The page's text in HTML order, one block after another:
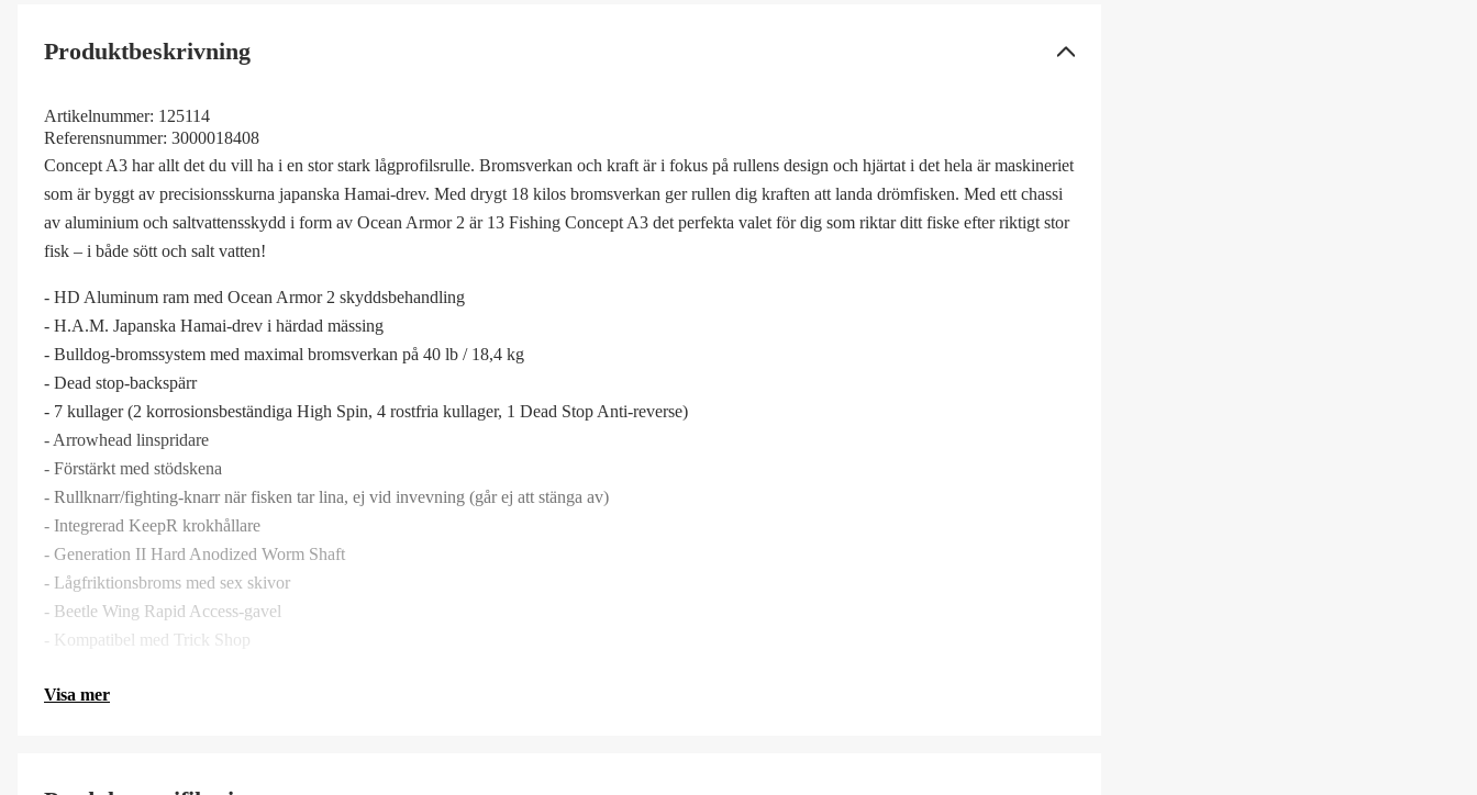
Produktbeskrivning
Artikelnummer: 125114
Referensnummer: 3000018408
Concept A3 har allt det du vill ha i en stor stark lågprofilsrulle. Bromsverkan och kraft är i fokus på rullens design och hjärtat i det hela är maskineriet
som är byggt av precisionsskurna japanska Hamai-drev. Med drygt 18 kilos bromsverkan ger rullen dig kraften att landa drömfisken. Med ett chassi
av aluminium och saltvattensskydd i form av Ocean Armor 2 är 13 Fishing Concept A3 det perfekta valet för dig som riktar ditt fiske efter riktigt stor
fisk – i både sött och salt vatten!
- HD Aluminum ram med Ocean Armor 2 skyddsbehandling
- H.A.M. Japanska Hamai-drev i härdad mässing
- Bulldog-bromssystem med maximal bromsverkan på 40 lb / 18,4 kg
- Dead stop-backspärr
- 7 kullager (2 korrosionsbeständiga High Spin, 4 rostfria kullager, 1 Dead Stop Anti-reverse)
- Arrowhead linspridare
- Förstärkt med stödskena
- Rullknarr/fighting-knarr när fisken tar lina, ej vid invevning (går ej att stänga av)
- Integrerad KeepR krokhållare
- Generation II Hard Anodized Worm Shaft
- Lågfriktionsbroms med sex skivor
- Beetle Wing Rapid Access-gavel
- Kompatibel med Trick Shop
Visa mer